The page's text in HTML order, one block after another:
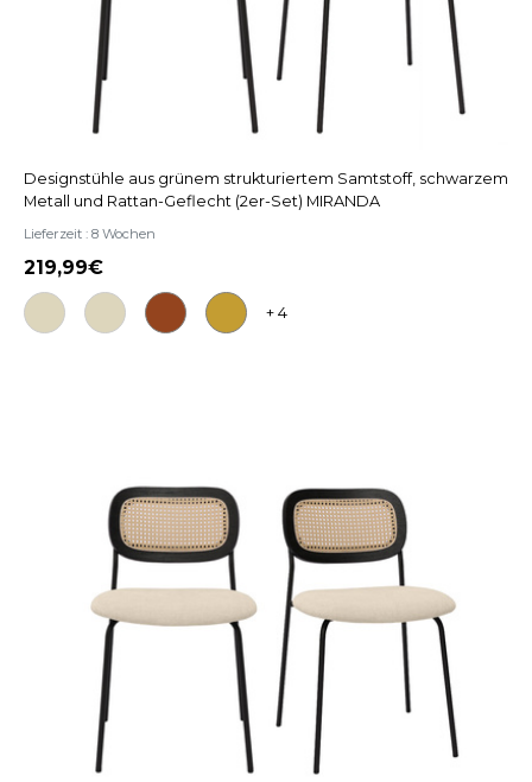
Designstühle aus grünem strukturiertem Samtstoff, schwarzem
Metall und Rattan-Geflecht (2er-Set) MIRANDA
Lieferzeit : 8 Wochen
219,99
+ 4